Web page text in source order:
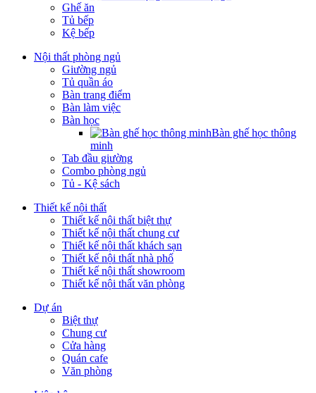
Ghế ăn
Tủ bếp
Kệ bếp
Nội thất phòng ngủ
Giường ngủ
Tủ quần áo
Bàn trang điểm
Bàn làm việc
Bàn học
Bàn ghế học thông
minh
Tab đầu giường
Combo phòng ngủ
Tủ - Kệ sách
Thiết kế nội thất
Thiết kế nội thất biệt thự
Thiết kế nội thất chung cư
Thiết kế nội thất khách sạn
Thiết kế nội thất nhà phố
Thiết kế nội thất showroom
Thiết kế nội thất văn phòng
Dự án
Biệt thự
Chung cư
Cửa hàng
Quán cafe
Văn phòng